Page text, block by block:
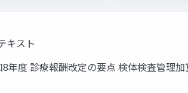
キスト
8年度 診療報酬改定の要点 検体検査管理